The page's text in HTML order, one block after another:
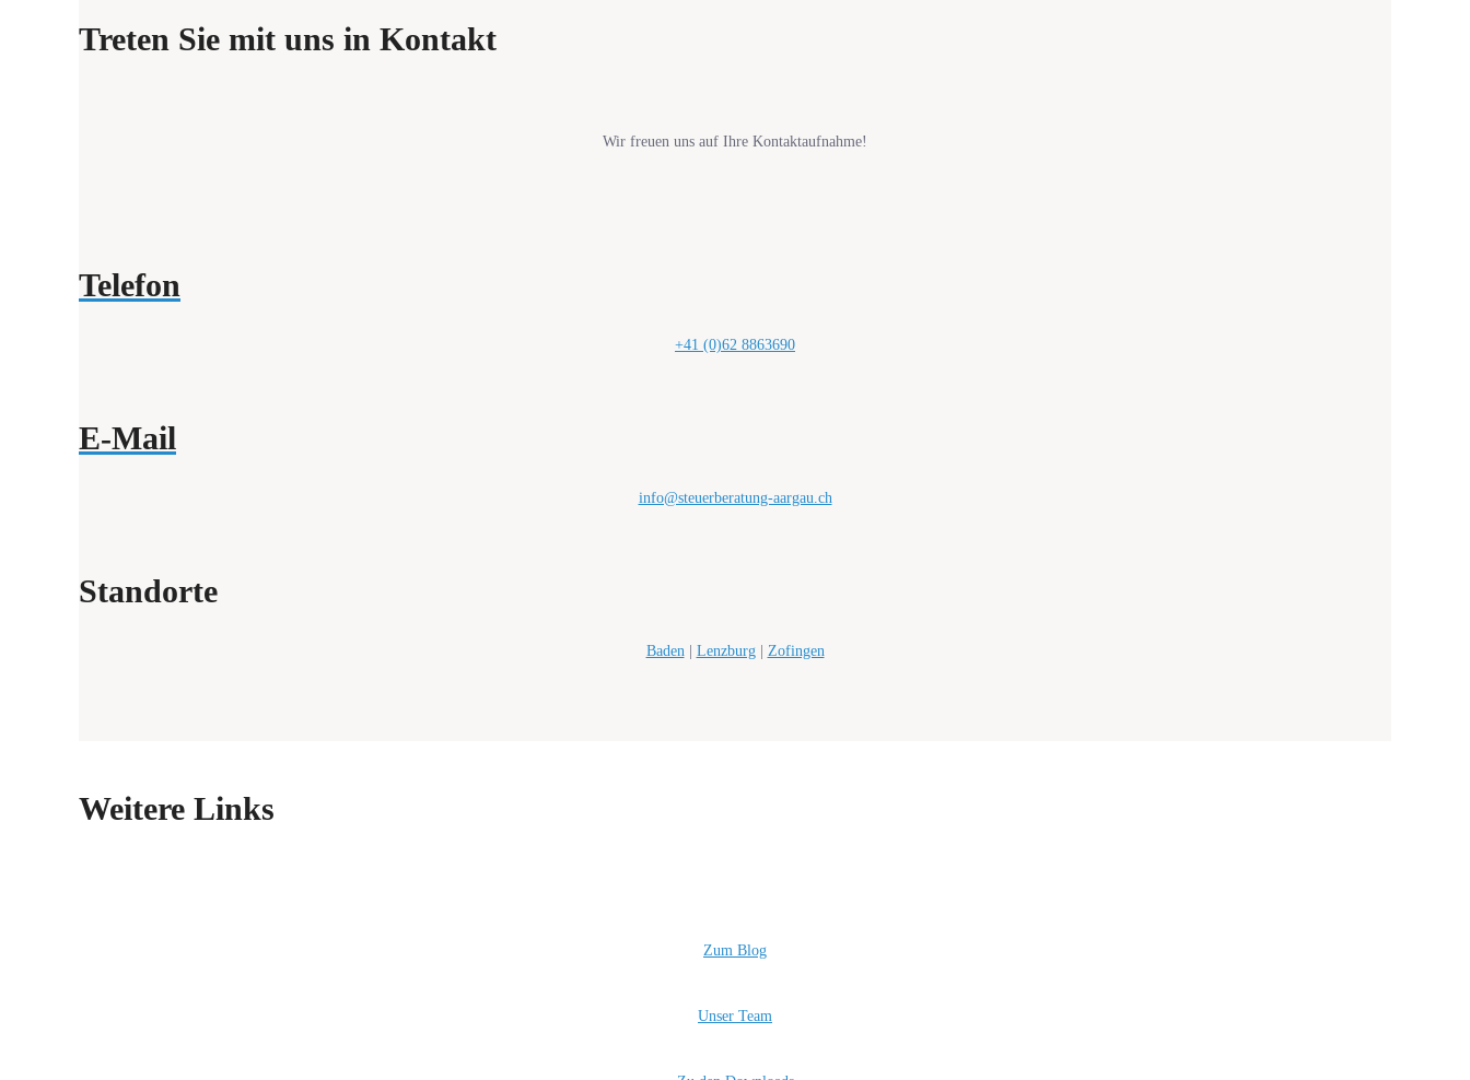
Treten Sie mit uns in Kontakt
Wir freuen uns auf Ihre Kontaktaufnahme!
Telefon
+41 (0)62 8863690
E-Mail
info@steuerberatung-aargau.ch
Standorte
Baden Lenzburg| Zofingen
Weitere Links
Zum Blog
Unser Team